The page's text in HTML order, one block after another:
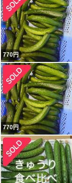
770円
770円